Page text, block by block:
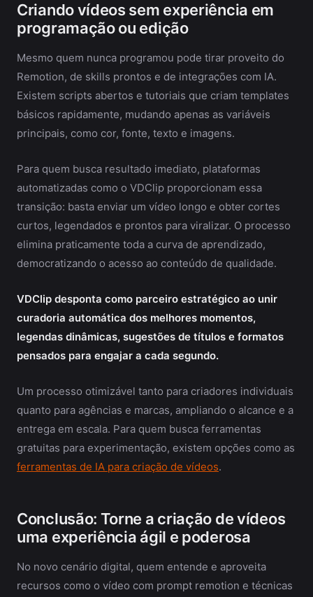
Criando vídeos sem experiência em
programação ou edição
Mesmo quem nunca programou pode tirar proveito do
Remotion, de skills prontos e de integrações com IA.
Existem scripts abertos e tutoriais que criam templates
básicos rapidamente, mudando apenas as variáveis
principais, como cor, fonte, texto e imagens.
Para quem busca resultado imediato, plataformas
automatizadas como o VDClip proporcionam essa
transição: basta enviar um vídeo longo e obter cortes
curtos, legendados e prontos para viralizar. O processo
elimina praticamente toda a curva de aprendizado,
democratizando o acesso ao conteúdo de qualidade.
VDClip desponta como parceiro estratégico ao unir
curadoria automática dos melhores momentos,
legendas dinâmicas, sugestões de títulos e formatos
pensados para engajar a cada segundo.
Um processo otimizável tanto para criadores individuais
quanto para agências e marcas, ampliando o alcance e a
entrega em escala. Para quem busca ferramentas
gratuitas para experimentação, existem opções como as
ferramentas de IA para criação de vídeos.
Conclusão: Torne a criação de vídeos
uma experiência ágil e poderosa
No novo cenário digital, quem entende e aproveita
recursos como o vídeo com prompt remotion e técnicas